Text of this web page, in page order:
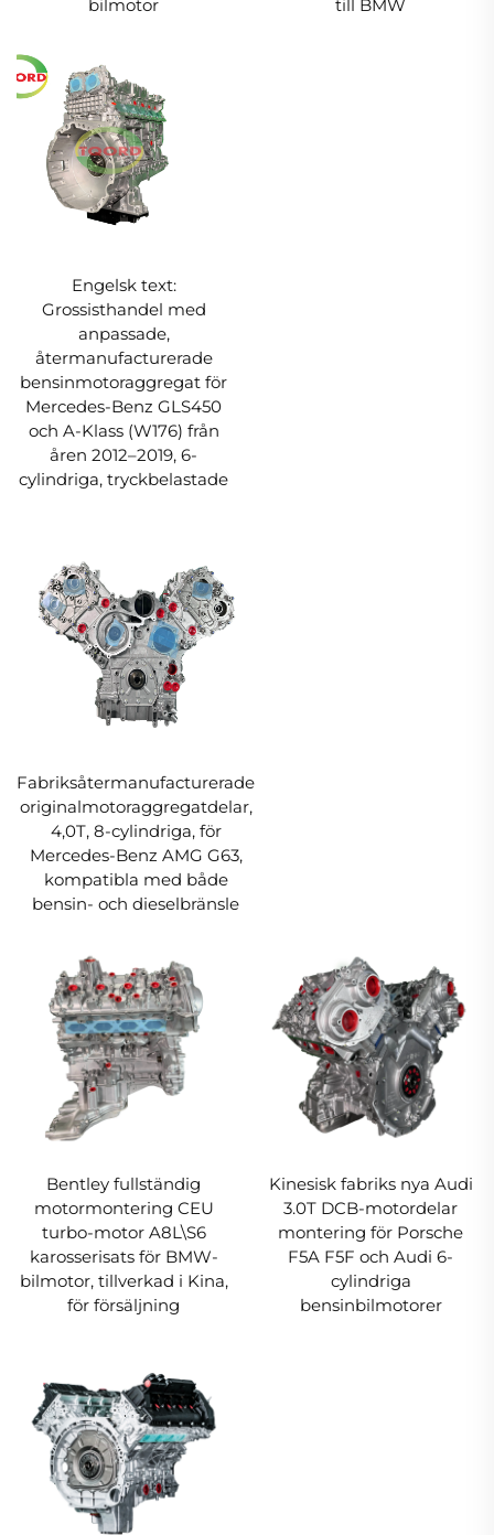
bilmotor till BMW
Engelsk text:
Grossisthandel med
anpassade,
återmanufacturerade
bensinmotoraggregat för
Mercedes-Benz GLS450
och A-Klass (W176) från
åren 2012–2019, 6-
cylindriga, tryckbelastade
Fabriksåtermanufacturerade
originalmotoraggregatdelar,
4,0T, 8-cylindriga, för
Mercedes-Benz AMG G63,
kompatibla med både
bensin- och dieselbränsle
Bentley fullständig
motormontering CEU
turbo-motor A8L\S6
karosserisats för BMW-
bilmotor, tillverkad i Kina,
för försäljning
Kinesisk fabriks nya Audi
3.0T DCB-motordelar
montering för Porsche
F5A F5F och Audi 6-
cylindriga
bensinbilmotorer